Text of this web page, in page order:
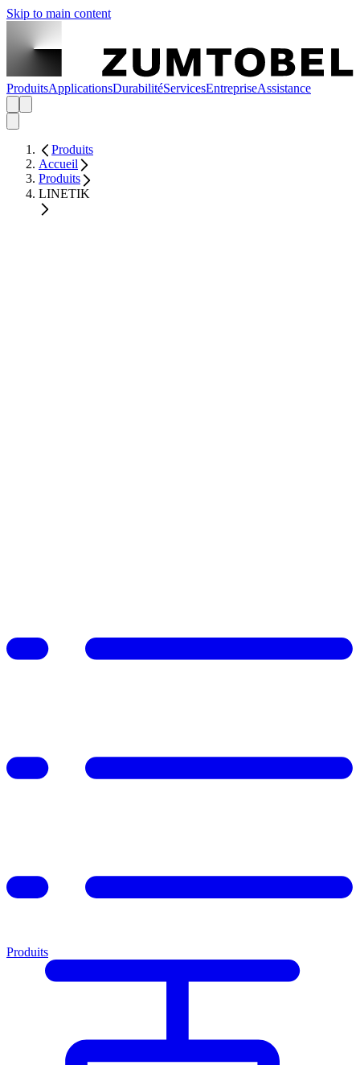
Skip to main content
ProduitsApplicationsDurabilitéServicesEntrepriseAssistance
Produits
Accueil
Produits
LINETIK
Produits